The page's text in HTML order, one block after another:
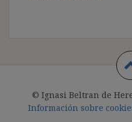
© Ignasi Beltran de
Información sobre